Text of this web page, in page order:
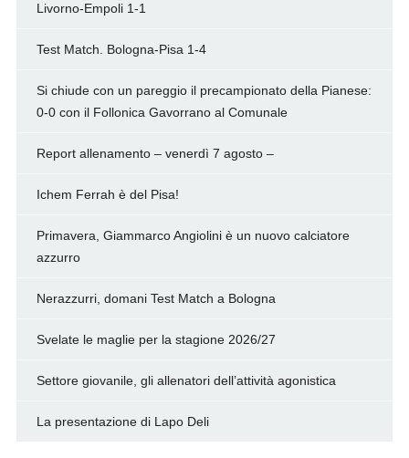
Livorno-Empoli 1-1
Test Match. Bologna-Pisa 1-4
Si chiude con un pareggio il precampionato della Pianese:
0-0 con il Follonica Gavorrano al Comunale
Report allenamento – venerdì 7 agosto –
Ichem Ferrah è del Pisa!
Primavera, Giammarco Angiolini è un nuovo calciatore
azzurro
Nerazzurri, domani Test Match a Bologna
Svelate le maglie per la stagione 2026/27
Settore giovanile, gli allenatori dell’attività agonistica
La presentazione di Lapo Deli